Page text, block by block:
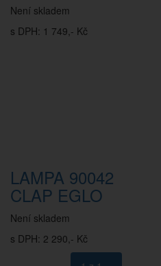
Není skladem
s DPH: 1 749,- Kč
LAMPA 90042
CLAP EGLO
Není skladem
s DPH: 2 290,- Kč